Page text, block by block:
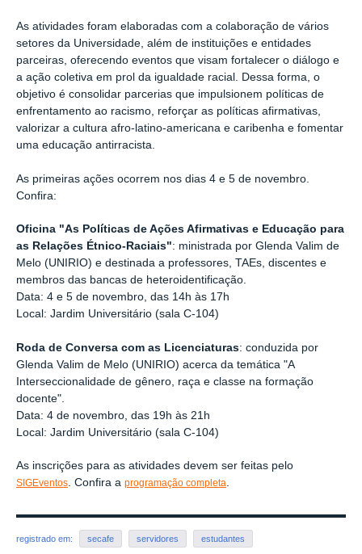
As atividades foram elaboradas com a colaboração de vários
setores da Universidade, além de instituições e entidades
parceiras, oferecendo eventos que visam fortalecer o diálogo e
a ação coletiva em prol da igualdade racial. Dessa forma, o
objetivo é consolidar parcerias que impulsionem políticas de
enfrentamento ao racismo, reforçar as políticas afirmativas,
valorizar a cultura afro-latino-americana e caribenha e fomentar
uma educação antirracista.
As primeiras ações ocorrem nos dias 4 e 5 de novembro.
Confira:
Oficina "As Políticas de Ações Afirmativas e Educação para
as Relações Étnico-Raciais": ministrada por Glenda Valim de
Melo (UNIRIO) e destinada a professores, TAEs, discentes e
membros das bancas de heteroidentificação.
Data: 4 e 5 de novembro, das 14h às 17h
Local: Jardim Universitário (sala C-104)
Roda de Conversa com as Licenciaturas: conduzida por
Glenda Valim de Melo (UNIRIO) acerca da temática "A
Interseccionalidade de gênero, raça e classe na formação
docente".
Data: 4 de novembro, das 19h às 21h
Local: Jardim Universitário (sala C-104)
As inscrições para as atividades devem ser feitas pelo
SIGEventos. Confira a programação completa.
registrado em: secafe servidores estudantes